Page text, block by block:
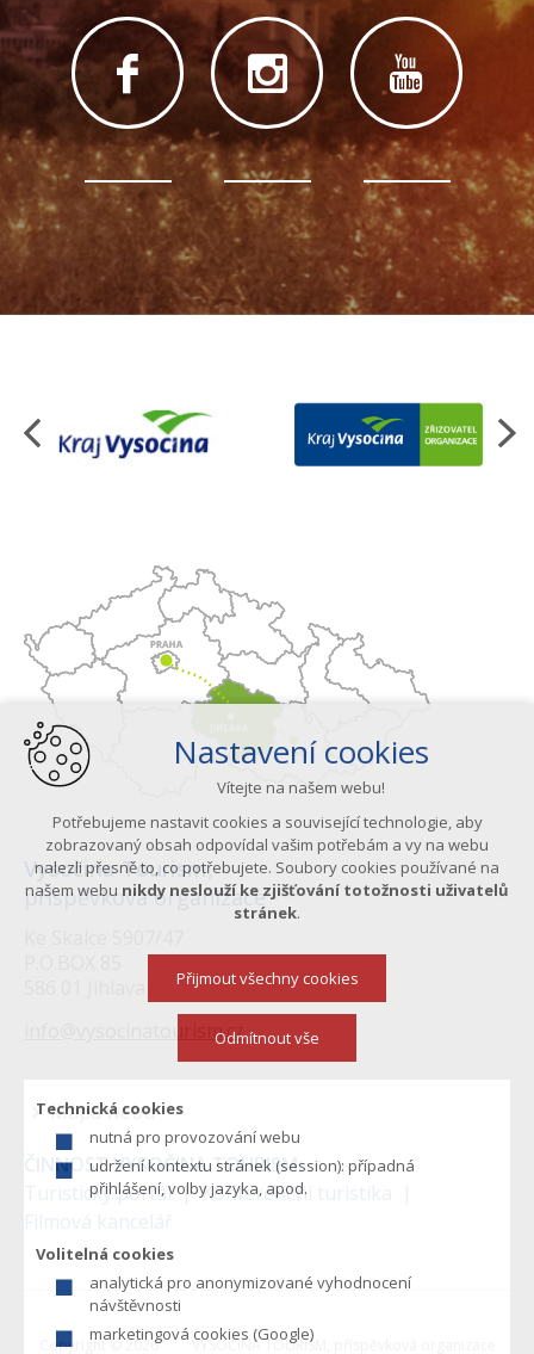
ČINNOST VYSOČINA TOURISM:
Turistický portál
Konferenční turistika
Vysočina Tourism,
příspěvková organizace
info@vysocinatourism.cz
Menu
zápatí
Mapa webu
Copyright © 2026 VYSOČINA TOURISM, příspěvková organizace
Nastavení cookies
Vítejte na našem webu!
Potřebujeme nastavit cookies a související technologie, aby
zobrazovaný obsah odpovídal vašim potřebám a vy na webu
nalezli přesně to, co potřebujete. Soubory cookies používané na
našem webu nikdy neslouží ke zjišťování totožnosti uživatelů
stránek.
Technická cookies
nutná pro provozování webu
udržení kontextu stránek (session): případná
přihlášení, volby jazyka, apod.
Volitelná cookies
analytická pro anonymizované vyhodnocení
návštěvnosti
marketingová cookies (Google)
Přijmout všechny cookies
Odmítnout vše